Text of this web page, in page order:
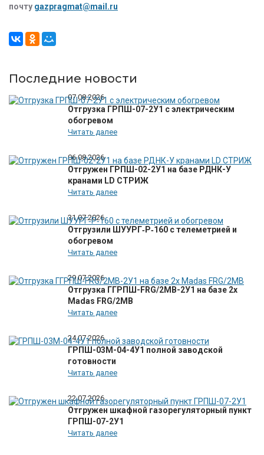
почту gazpragmat@mail.ru
Последние новости
07.08.2026
Отгрузка ГРПШ-07-2У1 с электрическим
обогревом
Читать далее
06.08.2026
Отгружен ГРПШ-02-2У1 на базе РДНК-У
кранами LD СТРИЖ
Читать далее
31.07.2026
Отгрузили ШУУРГ‑Р‑160 с телеметрией и
обогревом
Читать далее
29.07.2026
Отгрузка ГГРПШ-FRG/2MB-2У1 на базе 2х
Madas FRG/2MB
Читать далее
24.07.2026
ГРПШ-03М-04-4У1 полной заводской
готовности
Читать далее
22.07.2026
Отгружен шкафной газорегуляторный пункт
ГРПШ-07-2У1
Читать далее